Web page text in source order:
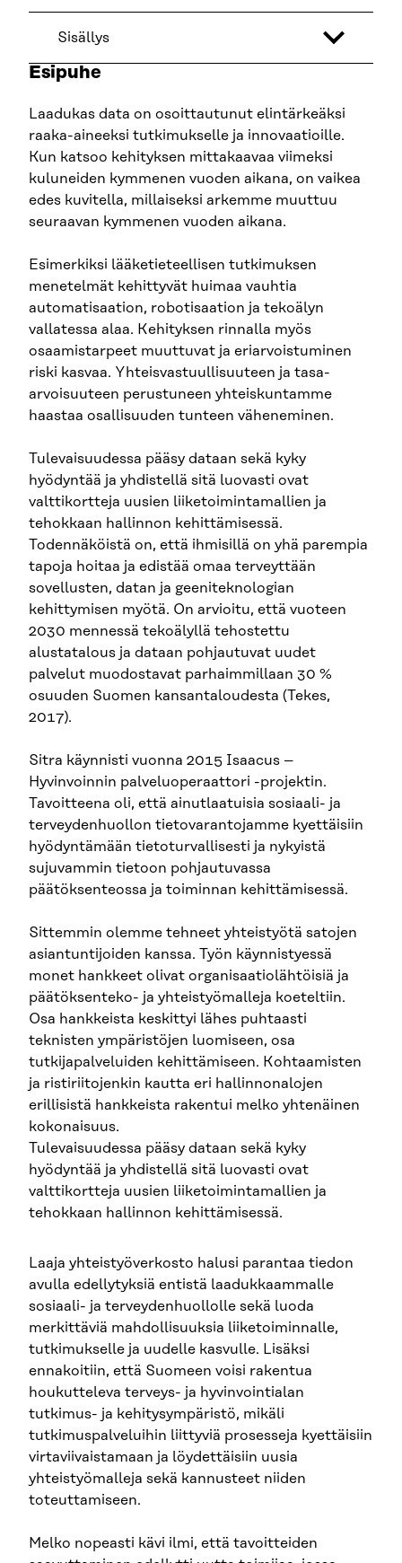
Sisällys
Esipuhe
Laadukas data on osoittautunut elintärkeäksi
raaka-aineeksi tutkimukselle ja innovaatioille.
Kun katsoo kehityksen mittakaavaa viimeksi
kuluneiden kymmenen vuoden aikana, on vaikea
edes kuvitella, millaiseksi arkemme muuttuu
seuraavan kymmenen vuoden aikana.
Esimerkiksi lääketieteellisen tutkimuksen
menetelmät kehittyvät huimaa vauhtia
automatisaation, robotisaation ja tekoälyn
vallatessa alaa. Kehityksen rinnalla myös
osaamistarpeet muuttuvat ja eriarvoistuminen
riski kasvaa. Yhteisvastuullisuuteen ja tasa-
arvoisuuteen perustuneen yhteiskuntamme
haastaa osallisuuden tunteen väheneminen.
Tulevaisuudessa pääsy dataan sekä kyky
hyödyntää ja yhdistellä sitä luovasti ovat
valttikortteja uusien liiketoimintamallien ja
tehokkaan hallinnon kehittämisessä.
Todennäköistä on, että ihmisillä on yhä parempia
tapoja hoitaa ja edistää omaa terveyttään
sovellusten, datan ja geeniteknologian
kehittymisen myötä. On arvioitu, että vuoteen
2030 mennessä tekoälyllä tehostettu
alustatalous ja dataan pohjautuvat uudet
palvelut muodostavat parhaimmillaan 30 %
osuuden Suomen kansantaloudesta (Tekes,
2017).
Sitra käynnisti vuonna 2015 Isaacus –
Hyvinvoinnin palveluoperaattori -projektin.
Tavoitteena oli, että ainutlaatuisia sosiaali- ja
terveydenhuollon tietovarantojamme kyettäisiin
hyödyntämään tietoturvallisesti ja nykyistä
sujuvammin tietoon pohjautuvassa
päätöksenteossa ja toiminnan kehittämisessä.
Sittemmin olemme tehneet yhteistyötä satojen
asiantuntijoiden kanssa. Työn käynnistyessä
monet hankkeet olivat organisaatiolähtöisiä ja
päätöksenteko- ja yhteistyömalleja koeteltiin.
Osa hankkeista keskittyi lähes puhtaasti
teknisten ympäristöjen luomiseen, osa
tutkijapalveluiden kehittämiseen. Kohtaamisten
ja ristiriitojenkin kautta eri hallinnonalojen
erillisistä hankkeista rakentui melko yhtenäinen
kokonaisuus.
Tulevaisuudessa pääsy dataan sekä kyky
hyödyntää ja yhdistellä sitä luovasti ovat
valttikortteja uusien liiketoimintamallien ja
tehokkaan hallinnon kehittämisessä.
Laaja yhteistyöverkosto halusi parantaa tiedon
avulla edellytyksiä entistä laadukkaammalle
sosiaali- ja terveydenhuollolle sekä luoda
merkittäviä mahdollisuuksia liiketoiminnalle,
tutkimukselle ja uudelle kasvulle. Lisäksi
ennakoitiin, että Suomeen voisi rakentua
houkutteleva terveys- ja hyvinvointialan
tutkimus- ja kehitysympäristö, mikäli
tutkimuspalveluihin liittyviä prosesseja kyettäisiin
virtaviivaistamaan ja löydettäisiin uusia
yhteistyömalleja sekä kannusteet niiden
toteuttamiseen.
Melko nopeasti kävi ilmi, että tavoitteiden